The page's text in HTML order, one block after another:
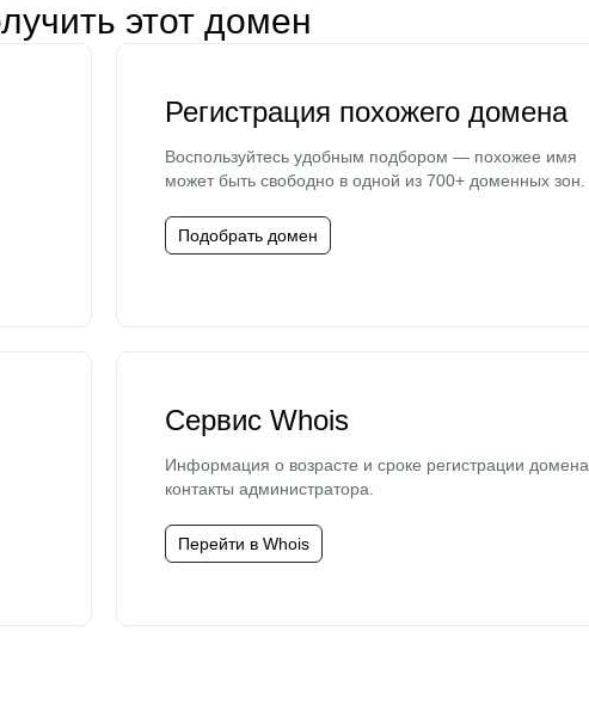
этот домен
Регистрация похожего домена
Воспользуйтесь удобным подбором — похожее имя
может быть свободно в одной из 700+ доменных зон.
Подобрать домен
Сервис Whois
Информация о возрасте и сроке регистрации домена,
контакты администратора.
Перейти в Whois